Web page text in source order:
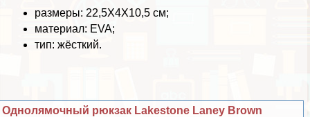
размеры: 22,5Х4Х10,5 см;
материал: EVA;
тип: жёсткий.
Однолямочный рюкзак Lakestone Laney Brown